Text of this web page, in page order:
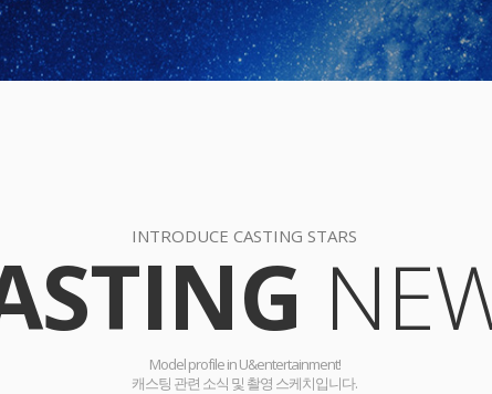
INTRODUCE CASTING STARS
Model profile in U&entertainment!
캐스팅 관련 소식 및 촬영 스케치입니다.